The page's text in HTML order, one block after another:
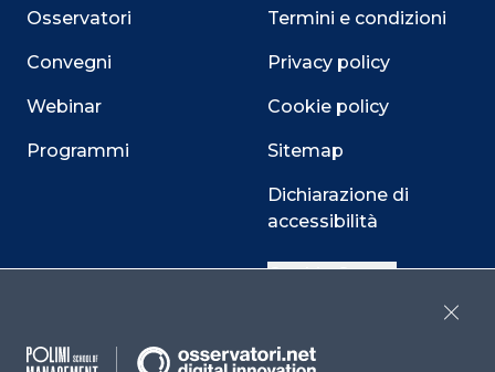
Osservatori
Convegni
Webinar
Programmi
Termini e condizioni
Privacy policy
Cookie policy
Sitemap
Dichiarazione di
accessibilità
Cookie Center